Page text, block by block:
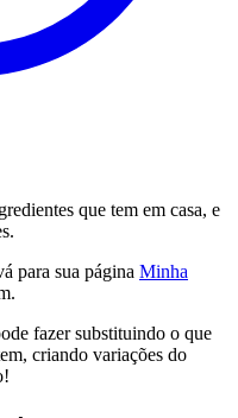
que tem em casa, e
para sua página Minha
fazer substituindo o que
criando variações do